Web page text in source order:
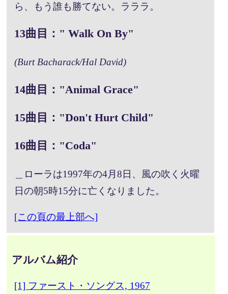
ら、もう誰も勝てない。ラララ。
13曲目：" Walk On By"
(Burt Bacharack/Hal David)
14曲目："Animal Grace"
15曲目："Don't Hurt Child"
16曲目："Coda"
＿ローラは1997年の4月8日、風の吹く火曜
日の朝5時15分に亡くなりました。
[この頁の最上部へ]
アルバム紹介
[1] ファースト・ソングス, 1967